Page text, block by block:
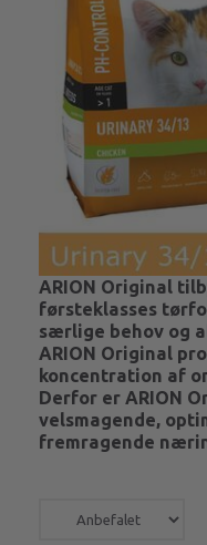
ARION Original
førsteklasses
særlige behov og
ARION Original
koncentration af
Derfor er ARION
velsmagende,
fremragende